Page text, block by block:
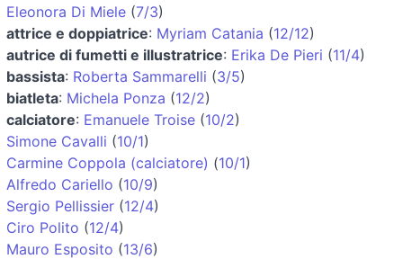
Eleonora Di Miele (7/3)
attrice e doppiatrice: Myriam Catania (12/12)
autrice di fumetti e illustratrice: Erika De Pieri (11/4)
bassista: Roberta Sammarelli (3/5)
biatleta: Michela Ponza (12/2)
calciatore: Emanuele Troise (10/2)
Simone Cavalli (10/1)
Carmine Coppola (calciatore) (10/1)
Alfredo Cariello (10/9)
Sergio Pellissier (12/4)
Ciro Polito (12/4)
Mauro Esposito (13/6)